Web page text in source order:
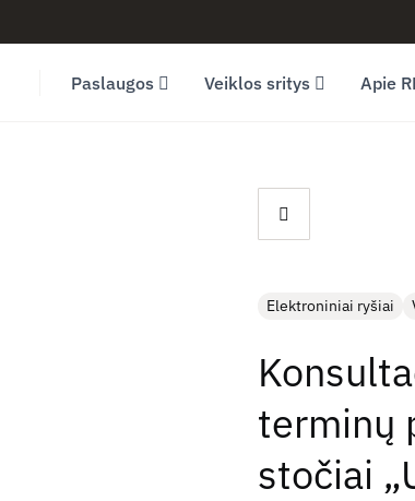
Paslaugos Veiklos sritys Apie
Elektroniniai ryšiai
terminų
stočiai